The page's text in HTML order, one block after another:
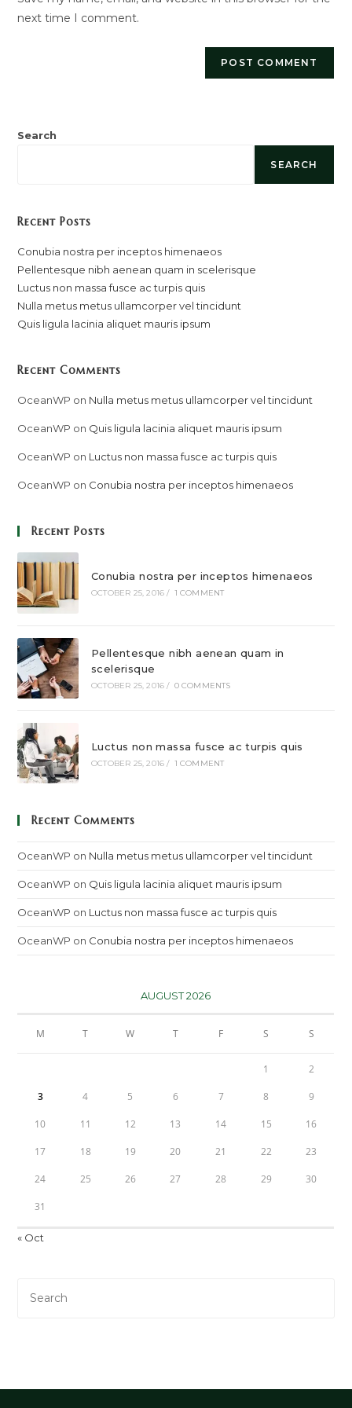
next time I comment.
Search
SEARCH
Recent Posts
Conubia nostra per inceptos himenaeos
Pellentesque nibh aenean quam in scelerisque
Luctus non massa fusce ac turpis quis
Nulla metus metus ullamcorper vel tincidunt
Quis ligula lacinia aliquet mauris ipsum
Recent Comments
OceanWP on Nulla metus metus ullamcorper vel tincidunt
OceanWP on Quis ligula lacinia aliquet mauris ipsum
OceanWP on Luctus non massa fusce ac turpis quis
OceanWP on Conubia nostra per inceptos himenaeos
Recent Posts
Conubia nostra per inceptos himenaeos
OCTOBER 25, 2016 / 1 COMMENT
Pellentesque nibh aenean quam in
scelerisque
OCTOBER 25, 2016 / 0 COMMENTS
Luctus non massa fusce ac turpis quis
OCTOBER 25, 2016 / 1 COMMENT
Recent Comments
OceanWP on Nulla metus metus ullamcorper vel tincidunt
OceanWP on Quis ligula lacinia aliquet mauris ipsum
OceanWP on Luctus non massa fusce ac turpis quis
OceanWP on Conubia nostra per inceptos himenaeos
AUGUST 2026
M T W T F S S
1 2
3 4 5 6 7 8 9
10 11 12 13 14 15 16
17 18 19 20 21 22 23
24 25 26 27 28 29 30
31
« Oct